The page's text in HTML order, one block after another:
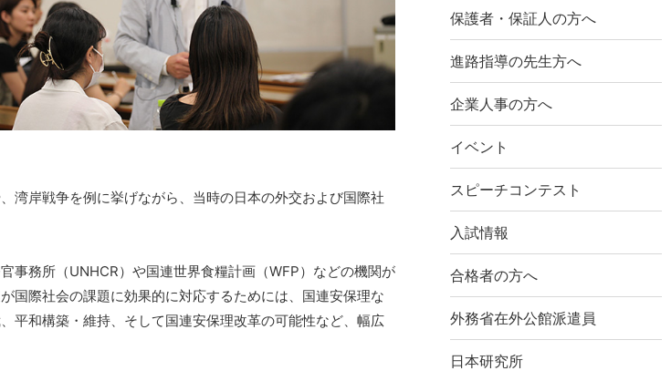
湾岸戦争を例に挙げながら、当時の日本の外交および国際社
事務所（UNHCR）や国連世界食糧計画（WFP）などの機関が
国際社会の課題に効果的に対応するためには、国連安保理な
平和構築・維持、そして国連安保理改革の可能性など、幅広
保護者・保証人の方へ
進路指導の先生方へ
企業人事の方へ
イベント
スピーチコンテスト
入試情報
合格者の方へ
外務省在外公館派遣員
日本研究所